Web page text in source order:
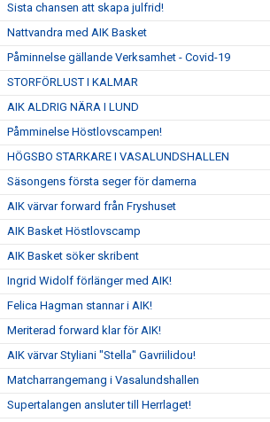
Sista chansen att skapa julfrid!
Nattvandra med AIK Basket
Påminnelse gällande Verksamhet - Covid-19
STORFÖRLUST I KALMAR
AIK ALDRIG NÄRA I LUND
Påmminelse Höstlovscampen!
HÖGSBO STARKARE I VASALUNDSHALLEN
Säsongens första seger för damerna
AIK värvar forward från Fryshuset
AIK Basket Höstlovscamp
AIK Basket söker skribent
Ingrid Widolf förlänger med AIK!
Felica Hagman stannar i AIK!
Meriterad forward klar för AIK!
AIK värvar Styliani "Stella" Gavriilidou!
Matcharrangemang i Vasalundshallen
Supertalangen ansluter till Herrlaget!